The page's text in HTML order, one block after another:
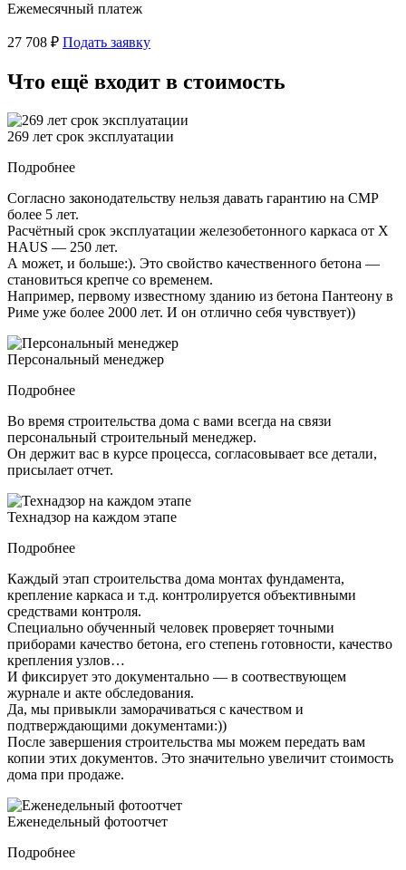
Ежемесячный платеж
27 708 ₽ Подать заявку
Что ещё входит в стоимость
269 лет срок эксплуатации
Подробнее
Согласно законодательству нельзя давать гарантию на СМР
более 5 лет.
Расчётный срок эксплуатации железобетонного каркаса от X
HAUS — 250 лет.
А может, и больше:). Это свойство качественного бетона —
становиться крепче со временем.
Например, первому известному зданию из бетона Пантеону в
Риме уже более 2000 лет. И он отлично себя чувствует))
Персональный менеджер
Подробнее
Во время строительства дома с вами всегда на связи
персональный строительный менеджер.
Он держит вас в курсе процесса, согласовывает все детали,
присылает отчет.
Технадзор на каждом этапе
Подробнее
Каждый этап строительства дома монтах фундамента,
крепление каркаса и т.д. контролируется объективными
средствами контроля.
Специально обученный человек проверяет точными
приборами качество бетона, его степень готовности, качество
крепления узлов…
И фиксирует это документально — в соотвествующем
журнале и акте обследования.
Да, мы привыкли заморачиваться с качеством и
подтверждающими документами:))
После завершения строительства мы можем передать вам
копии этих документов. Это значительно увеличит стоимость
дома при продаже.
Еженедельный фотоотчет
Подробнее